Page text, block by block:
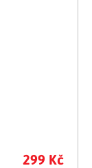
299 Kč